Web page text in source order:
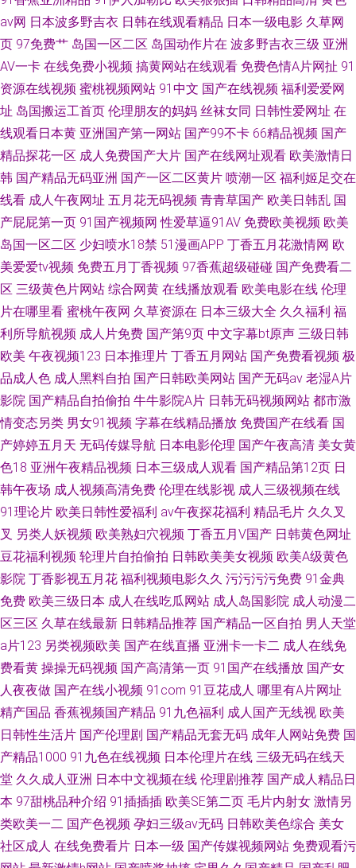
av网 日本波多野吉衣 日韩在线观看精品 日本一级电影 久草网
页 97免费艹 岛国一区二区 岛国动作片在 波多野吉衣三级 亚洲
AV一卡 在线免费小视频 搞黄网站在线观看 免费色情A片网扯 91
资源在线视频 蜜桃视频网站 91中文 国产在线视频 福利爱爱网
址 岛国搬运工首页 伦理朋友的妈妈 丝袜女同 日韩性爱网址 在
线观看日本黄 亚洲国产第一网站 国产99不卡 66精品视频 国产
精品探花一区 成人免费国产大片 国产在线网址观看 欧美激情日
韩 国产精品无码亚洲 国产一区二区黄片 喷潮一区 福利姬足交在
线看 成人午夜网址 五月花无码视频 青青草国产 欧美日韩乱 国
产屁屁第一页 91国产视频网 性爱草逼91AV 免费欧美视频 欧美
岛国一区二区 少妇喷水18禁 51漫画APP 丁香五月花激情网 欧
美爱爱tv视频 免费五月丁香视频 97香蕉超级碰碰 国产免费看二
区 三级黄色片网站 综合网黄 在线播放观看 欧美电影在线 伦理
片在哪里看 蜜桃午夜网 久草资源在 日本三级大全 久久福利 福
利所导航视频 成人片免费 国产第9页 中文字幕bt原声 三级日韩
欧美 午夜视频123 日本推理片 丁香五月网站 国产免费看视频 极
品成人色 成人黑料自拍 国产日韩欧美网站 国产无码av 老湿A片
影院 国产精品自拍偷拍 牛牛影院A片 日韩无码视频网站 都市激
情变态另类 男女91视频 字幕在线精品播放 免费国产在线看 国
产婷婷五月天 无码传媒导航 日本电影伦理 国产午夜高清 美女黄
色18 亚洲午夜精品视频 日本三级成人观看 国产精品第12页 日
韩午夜场 成人视频高清免费 伦理在线影视 成人三级视频在线
91理论片 欧美日韩性爱福利 av午夜探花福利 精品毛片 久久叉
叉 另类人妖视频 欧美熟妇穴视频 丁香五月V国产 日韩黄色网址
豆花福利视频 轮理片自拍偷拍 日韩欧美美女视频 欧美A级黄色
影院 丁香影视五月花 福利视频电影久久 污污污污免费 91金典
免费 欧美三级日本 成人在线吃瓜网站 成人岛国影院 成人动漫二
区三区 久草在线最新 日韩精品推荐 国产精品一区自拍 男人天堂
a片123 另类视频欧美 国产在线直播 亚洲卡一卡二 成人在线免
费看黄 操操无码视频 国产高清第一页 91国产在线播放 国产女
人夜夜做 国产在线小视频 91com 91豆花成人 哪里有A片网址
精产国品 香蕉视频国产精品 91九色福利 成人国产无线视 欧美
日韩性生活片 国产伦理剧 国产精品无套无码 成年人网站免费 国
产精品1000 91九色在线视频 日本伦理片在线 三级无码在线天
堂 久久成人亚洲 日本中文视频在线 伦理剧推荐 国产成人精品日
本 97甜桃品种介绍 91插插插 欧美SE第二页 毛片内射女 激情另
类欧美一二 国产色视频 孕妇三级av无码 日韩欧美色综合 美女
社区成人 在线免费看片 日本一级 国产传媒视频网站 免费观看污